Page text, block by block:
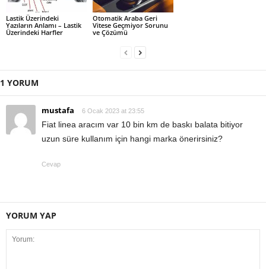
Lastik Üzerindeki
Yazıların Anlamı – Lastik
Üzerindeki Harfler
Otomatik Araba Geri
Vitese Geçmiyor Sorunu
ve Çözümü
1 YORUM
mustafa 6 Ocak 2023 at 23:55
Fiat linea aracım var 10 bin km de baskı balata bitiyor
uzun süre kullanım için hangi marka önerirsiniz?
Cevap
YORUM YAP